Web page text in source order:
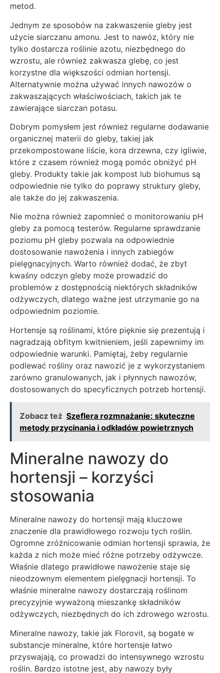
metod.
Jednym ze sposobów na zakwaszenie gleby jest
użycie siarczanu amonu. Jest to nawóz, który nie
tylko dostarcza roślinie azotu, niezbędnego do
wzrostu, ale również zakwasza glebę, co jest
korzystne dla większości odmian hortensji.
Alternatywnie można używać innych nawozów o
zakwaszających właściwościach, takich jak te
zawierające siarczan potasu.
Dobrym pomysłem jest również regularne dodawanie
organicznej materii do gleby, takiej jak
przekompostowane liście, kora drzewna, czy igliwie,
które z czasem również mogą pomóc obniżyć pH
gleby. Produkty takie jak kompost lub biohumus są
odpowiednie nie tylko do poprawy struktury gleby,
ale także do jej zakwaszenia.
Nie można również zapomnieć o monitorowaniu pH
gleby za pomocą testerów. Regularne sprawdzanie
poziomu pH gleby pozwala na odpowiednie
dostosowanie nawożenia i innych zabiegów
pielęgnacyjnych. Warto również dodać, że zbyt
kwaśny odczyn gleby może prowadzić do
problemów z dostępnością niektórych składników
odżywczych, dlatego ważne jest utrzymanie go na
odpowiednim poziomie.
Hortensje są roślinami, które pięknie się prezentują i
nagradzają obfitym kwitnieniem, jeśli zapewnimy im
odpowiednie warunki. Pamiętaj, żeby regularnie
podlewać rośliny oraz nawozić je z wykorzystaniem
zarówno granulowanych, jak i płynnych nawozów,
dostosowanych do specyficznych potrzeb hortensji.
Zobacz też Szeflera rozmnażanie: skuteczne
metody przycinania i odkładów powietrznych
Mineralne nawozy do
hortensji – korzyści
stosowania
Mineralne nawozy do hortensji mają kluczowe
znaczenie dla prawidłowego rozwoju tych roślin.
Ogromne zróżnicowanie odmian hortensji sprawia, że
każda z nich może mieć różne potrzeby odżywcze.
Właśnie dlatego prawidłowe nawożenie staje się
nieodzownym elementem pielęgnacji hortensji. To
właśnie mineralne nawozy dostarczają roślinom
precyzyjnie wyważoną mieszankę składników
odżywczych, niezbędnych do ich zdrowego wzrostu.
Mineralne nawozy, takie jak Florovit, są bogate w
substancje mineralne, które hortensje łatwo
przyswajają, co prowadzi do intensywnego wzrostu
roślin. Bardzo istotne jest, aby nawozy były